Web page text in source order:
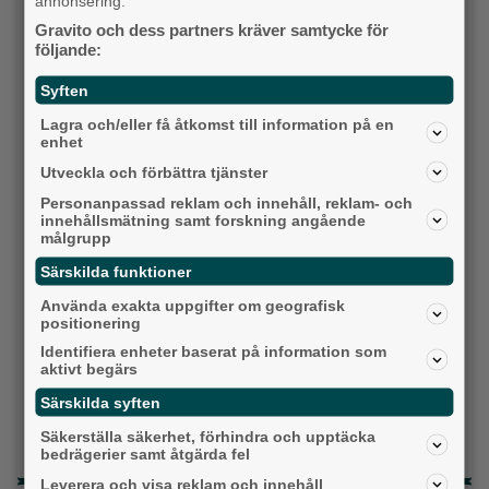
idag?
Moderaterna
Sverigedemokraterna
Miljöpartiet
Kristdemokraterna
Centerpartiet
Liberalerna
Vet ej
Gravito och dess partners kräver samtycke för
följande:
Syften
Lagra och/eller få åtkomst till information på en
enhet
Utveckla och förbättra tjänster
Personanpassad reklam och innehåll, reklam- och
innehållsmätning samt forskning angående
målgrupp
Särskilda funktioner
Använda exakta uppgifter om geografisk
positionering
Identifiera enheter baserat på information som
aktivt begärs
Särskilda syften
Säkerställa säkerhet, förhindra och upptäcka
bedrägerier samt åtgärda fel
Leverera och visa reklam och innehåll